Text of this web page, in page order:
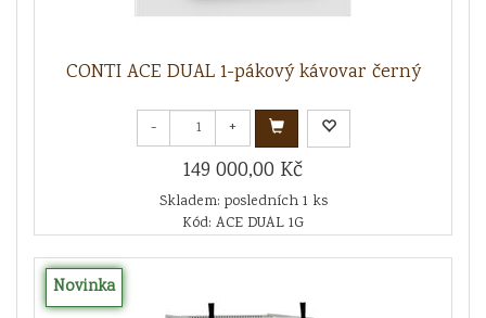
CONTI ACE DUAL 1-pákový kávovar černý
- +
149 000,00 Kč
Skladem: posledních 1 ks
Kód: ACE DUAL 1G
Novinka